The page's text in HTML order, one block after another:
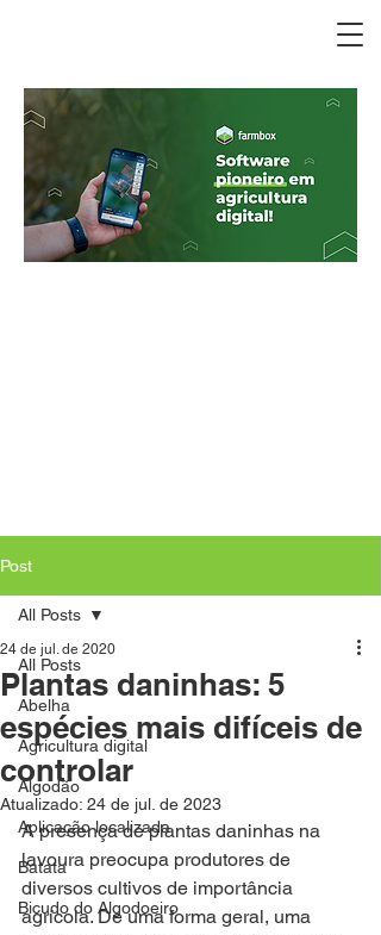
Post
All Posts
Abelha
Agricultura digital
Algodão
Aplicação localizada
Batata
Bicudo do Algodoeiro
All Posts
Plantas daninhas: 5
espécies mais difíceis de
controlar
24 de jul. de 2020
Atualizado: 24 de jul. de 2023
A presença de plantas daninhas na
lavoura preocupa produtores de
diversos cultivos de importância
agrícola. De uma forma geral, uma